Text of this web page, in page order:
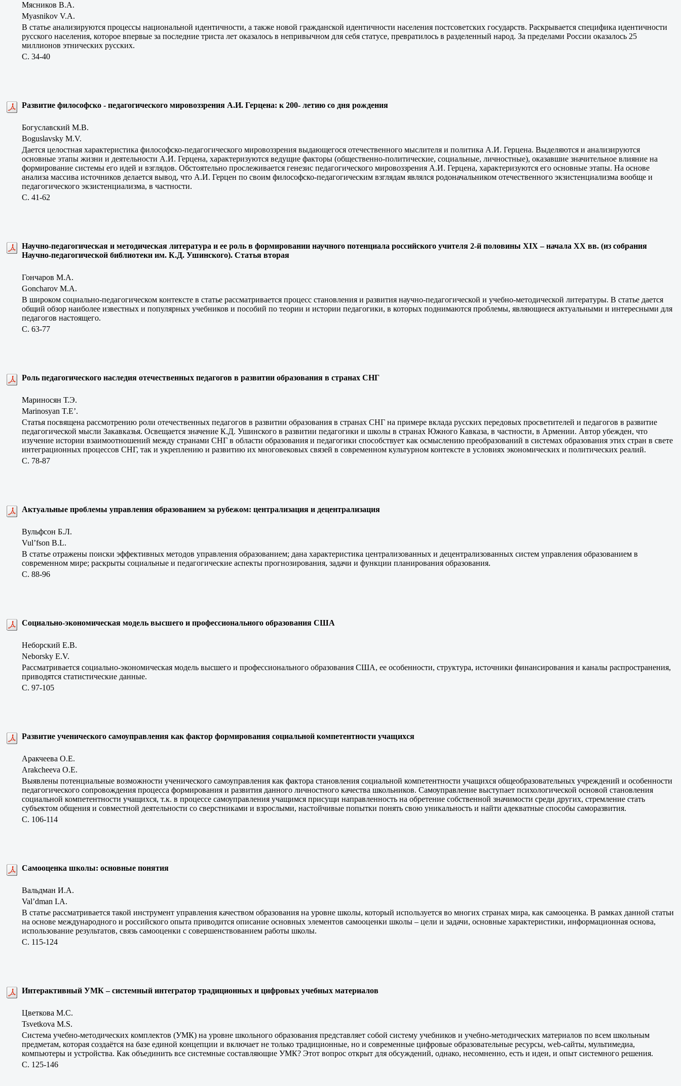
Мясников В.А.
Myasnikov V.A.
В статье анализируются процессы национальной идентичности, а также новой гражданской идентичности населения постсоветских государств. Раскрывается специфика идентичности
русского населения, которое впервые за последние триста лет оказалось в непривычном для себя статусе, превратилось в разделенный народ. За пределами России оказалось 25
миллионов этнических русских.
C. 34-40
Развитие философско - педагогического мировоззрения А.И. Герцена: к 200- летию со дня рождения
Богуславский М.В.
Boguslavsky M.V.
Дается целостная характеристика философско-педагогического мировоззрения выдающегося отечественного мыслителя и политика А.И. Герцена. Выделяются и анализируются
основные этапы жизни и деятельности А.И. Герцена, характеризуются ведущие факторы (общественно-политические, социальные, личностные), оказавшие значительное влияние на
формирование системы его идей и взглядов. Обстоятельно прослеживается генезис педагогического мировоззрения А.И. Герцена, характеризуются его основные этапы. На основе
анализа массива источников делается вывод, что А.И. Герцен по своим философско-педагогическим взглядам являлся родоначальником отечественного экзистенциализма вообще и
педагогического экзистенциализма, в частности.
C. 41-62
Научно-педагогическая и методическая литература и ее роль в формировании научного потенциала российского учителя 2-й половины XIX – начала XX вв. (из собрания
Научно-педагогической библиотеки им. К.Д. Ушинского). Статья вторая
Гончаров М.А.
Goncharov M.A.
В широком социально-педагогическом контексте в статье рассматривается процесс становления и развития научно-педагогической и учебно-методической литературы. В статье дается
общий обзор наиболее известных и популярных учебников и пособий по теории и истории педагогики, в которых поднимаются проблемы, являющиеся актуальными и интересными для
педагогов настоящего.
C. 63-77
Роль педагогического наследия отечественных педагогов в развитии образования в странах СНГ
Мариносян Т.Э.
Marinosyan T.E’.
Статья посвящена рассмотрению роли отечественных педагогов в развитии образования в странах СНГ на примере вклада русских передовых просветителей и педагогов в развитие
педагогической мысли Закавказья. Освещается значение К.Д. Ушинского в развитии педагогики и школы в странах Южного Кавказа, в частности, в Армении. Автор убежден, что
изучение истории взаимоотношений между странами СНГ в области образования и педагогики способствует как осмыслению преобразований в системах образования этих стран в свете
интеграционных процессов СНГ, так и укреплению и развитию их многовековых связей в современном культурном контексте в условиях экономических и политических реалий.
C. 78-87
Актуальные проблемы управления образованием за рубежом: централизация и децентрализация
Вульфсон Б.Л.
Vul’fson B.L.
В статье отражены поиски эффективных методов управления образованием; дана характеристика централизованных и децентрализованных систем управления образованием в
современном мире; раскрыты социальные и педагогические аспекты прогнозирования, задачи и функции планирования образования.
C. 88-96
Социально-экономическая модель высшего и профессионального образования США
Неборский Е.В.
Neborsky E.V.
Рассматривается социально-экономическая модель высшего и профессионального образования США, ее особенности, структура, источники финансирования и каналы распространения,
приводятся статистические данные.
C. 97-105
Развитие ученического самоуправления как фактор формирования социальной компетентности учащихся
Аракчеева О.Е.
Arakcheeva O.Е.
Выявлены потенциальные возможности ученического самоуправления как фактора становления социальной компетентности учащихся общеобразовательных учреждений и особенности
педагогического сопровождения процесса формирования и развития данного личностного качества школьников. Самоуправление выступает психологической основой становления
социальной компетентности учащихся, т.к. в процессе самоуправления учащимся присущи направленность на обретение собственной значимости среди других, стремление стать
субъектом общения и совместной деятельности со сверстниками и взрослыми, настойчивые попытки понять свою уникальность и найти адекватные способы саморазвития.
C. 106-114
Самооценка школы: основные понятия
Вальдман И.А.
Val’dman I.A.
В статье рассматривается такой инструмент управления качеством образования на уровне школы, который используется во многих странах мира, как самооценка. В рамках данной статьи
на основе международного и российского опыта приводится описание основных элементов самооценки школы – цели и задачи, основные характеристики, информационная основа,
использование результатов, связь самооценки с совершенствованием работы школы.
C. 115-124
Интерактивный УМК – системный интегратор традиционных и цифровых учебных материалов
Цветкова М.С.
Tsvetkova M.S.
Система учебно-методических комплектов (УМК) на уровне школьного образования представляет собой систему учебников и учебно-методических материалов по всем школьным
предметам, которая создаётся на базе единой концепции и включает не только традиционные, но и современные цифровые образовательные ресурсы, web-сайты, мультимедиа,
компьютеры и устройства. Как объединить все системные составляющие УМК? Этот вопрос открыт для обсуждений, однако, несомненно, есть и идеи, и опыт системного решения.
C. 125-146